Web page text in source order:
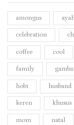
amongus
celebration
coffee cool
family
hobi husband
keren khusus
mom natal